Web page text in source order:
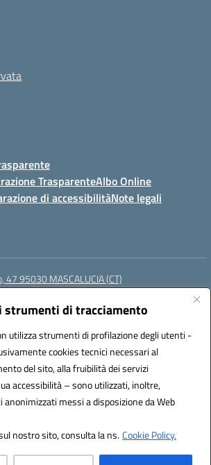
strumenti di tracciamento
utilizza strumenti di profilazione degli utenti -
cookies tecnici necessari al
del sito, alla fruibilità dei servizi
accessibilità – sono utilizzati, inoltre,
messi a disposizione da Web
nostro sito, consulta la ns.Cookie Policy.
TrasparenteAlbo Online
di accessibilitàNote legali
47 95030 MASCALUCIA (CT)
(PEC):ctic8bc002@pec.istruzione.it
ctic8bc002
Amministrazioni (IPA): istsc_ctic8bc002
(CUF): 2PO2JW
& Powered by 3D Solution S.r.l.
& Design by Designers Italia